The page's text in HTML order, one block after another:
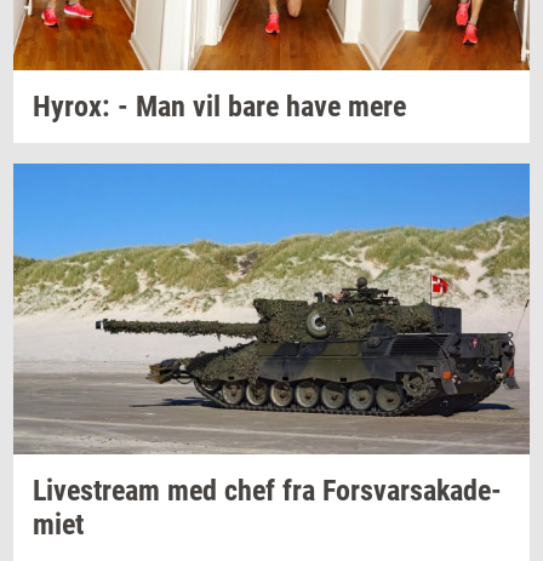
Hyrox: - Man vil bare have mere
Li­ve­stream med chef fra For­svar­sa­ka­de­
mi­et